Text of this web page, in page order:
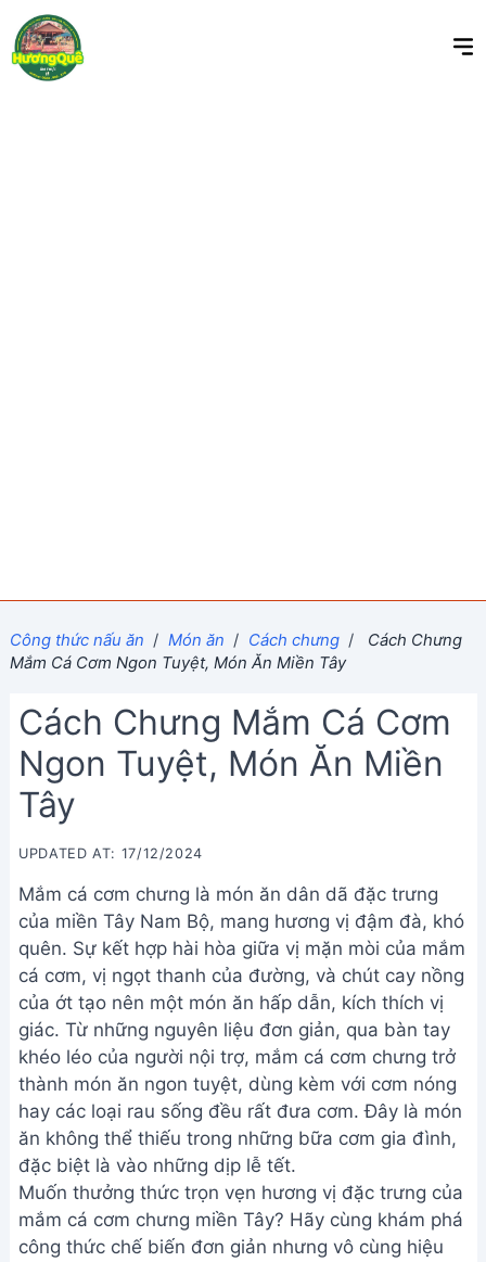
Công thức nấu ăn / Món ăn / Cách chưng /
Cách Chưng
Mắm Cá Cơm Ngon Tuyệt, Món Ăn Miền Tây
Cách Chưng Mắm Cá Cơm
Ngon Tuyệt, Món Ăn Miền
Tây
UPDATED AT: 17/12/2024
Mắm cá cơm chưng là món ăn dân dã đặc trưng
của miền Tây Nam Bộ, mang hương vị đậm đà, khó
quên. Sự kết hợp hài hòa giữa vị mặn mòi của mắm
cá cơm, vị ngọt thanh của đường, và chút cay nồng
của ớt tạo nên một món ăn hấp dẫn, kích thích vị
giác. Từ những nguyên liệu đơn giản, qua bàn tay
khéo léo của người nội trợ, mắm cá cơm chưng trở
thành món ăn ngon tuyệt, dùng kèm với cơm nóng
hay các loại rau sống đều rất đưa cơm. Đây là món
ăn không thể thiếu trong những bữa cơm gia đình,
đặc biệt là vào những dịp lễ tết.
Muốn thưởng thức trọn vẹn hương vị đặc trưng của
mắm cá cơm chưng miền Tây? Hãy cùng khám phá
công thức chế biến đơn giản nhưng vô cùng hiệu